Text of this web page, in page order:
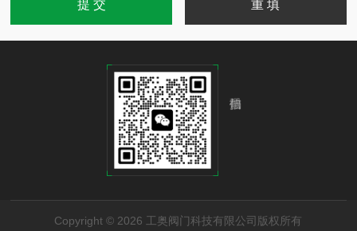
Copyright © 2026 工奥阀门科技有限公司版权所有